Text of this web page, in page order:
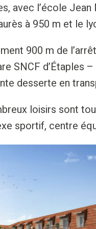
avec l’école
à 950 m et le
900 m de
SNCF d’Étaples
desserte en
loisirs sont
sportif, centre